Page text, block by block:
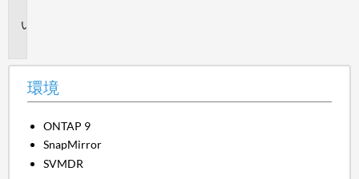
環境
ONTAP 9
SnapMirror
SVMDR